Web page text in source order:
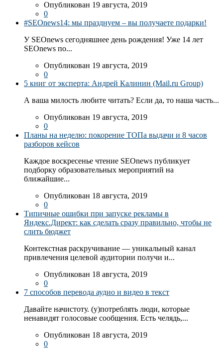
Опубликован 19 августа, 2019
0
#SEOnews14: мы празднуем – вы получаете подарки!
У SEOnews сегодняшнее день рождения! Уже 14 лет
SEOnews по...
Опубликован 19 августа, 2019
0
5 книг от эксперта: Андрей Калинин (Mail.ru Group)
А ваша милость любите читать? Если да, то наша часть...
Опубликован 19 августа, 2019
0
Планы на неделю: покорение ТОПа выдачи и 8 часов
разборов кейсов
Каждое воскресенье чтение SEOnews публикует
подборку образовательных мероприятий на
ближайшие...
Опубликован 18 августа, 2019
0
Типичные ошибки при запуске рекламы в
Яндекс.Директ: как сделать сразу правильно, чтобы не
слить бюджет
Контекстная раскручивание — уникальный канал
привлечения целевой аудитории получи и...
Опубликован 18 августа, 2019
0
7 способов перевода аудио и видео в текст
Давайте начистоту. (у)потреблять люди, которые
ненавидят голосовые сообщения. Есть челядь,...
Опубликован 18 августа, 2019
0